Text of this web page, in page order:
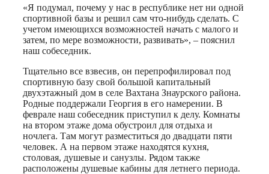
«Я подумал, почему у нас в республике нет ни одной
спортивной базы и решил сам что-нибудь сделать. С
учетом имеющихся возможностей начать с малого и
затем, по мере возможности, развивать», – пояснил
наш собеседник.
Тщательно все взвесив, он перепрофилировал под
спортивную базу свой большой капитальный
двухэтажный дом в селе Вахтана Знаурского района.
Родные поддержали Георгия в его намерении. В
феврале наш собеседник приступил к делу. Комнаты
на втором этаже дома обустроил для отдыха и
ночлега. Там могут разместиться до двадцати пяти
человек. А на первом этаже находятся кухня,
столовая, душевые и санузлы. Рядом также
расположены душевые кабины для летнего периода.